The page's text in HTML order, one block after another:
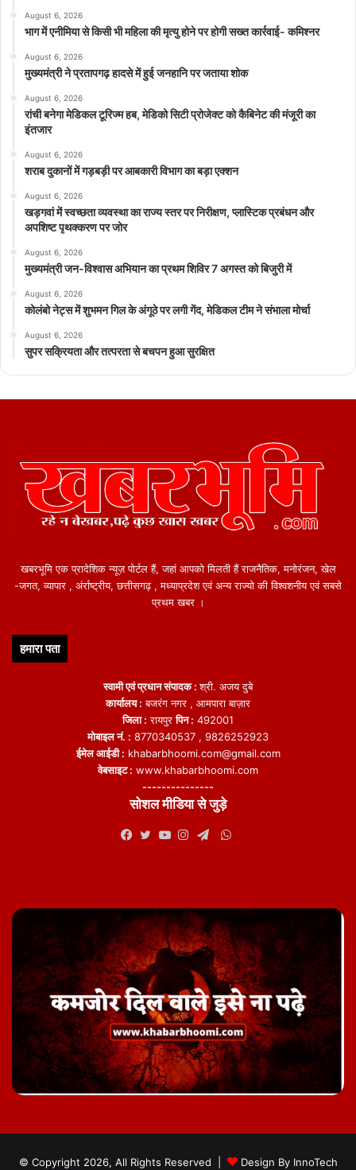
August 6, 2026
भाग में एनीमिया से किसी भी महिला की मृत्यु होने पर होगी सख्त कार्रवाई- कमिश्नर
August 6, 2026
मुख्यमंत्री ने प्रतापगढ़ हादसे में हुई जनहानि पर जताया शोक
August 6, 2026
रांची बनेगा मेडिकल टूरिज्म हब, मेडिको सिटी प्रोजेक्ट को कैबिनेट की मंजूरी का
इंतजार
August 6, 2026
शराब दुकानों में गड़बड़ी पर आबकारी विभाग का बड़ा एक्शन
August 6, 2026
खड़गवां में स्वच्छता व्यवस्था का राज्य स्तर पर निरीक्षण, प्लास्टिक प्रबंधन और
अपशिष्ट पृथक्करण पर जोर
August 6, 2026
मुख्यमंत्री जन-विश्वास अभियान का प्रथम शिविर 7 अगस्त को बिजुरी में
August 6, 2026
कोलंबो नेट्स में शुभमन गिल के अंगूठे पर लगी गेंद, मेडिकल टीम ने संभाला मोर्चा
August 6, 2026
सुपर सक्रियता और तत्परता से बचपन हुआ सुरक्षित
खबरभूमि एक प्रादेशिक न्यूज़ पोर्टल हैं, जहां आपको मिलती हैं राजनैतिक, मनोरंजन, खेल
-जगत, व्यापार , अंर्राष्ट्रीय, छत्तीसगढ़ , मध्याप्रदेश एवं अन्य राज्यो की विश्वशनीय एवं सबसे
प्रथम खबर ।
हमारा पता
स्वामी एवं प्रधान संपादक :श्री. अजय दुबे
कार्यालय : बजरंग नगर , आमपारा बाज़ार
जिला : रायपुरपिन : 492001
मोबाइल नं. : 8770340537 , 9826252923
ईमेल आईडी : khabarbhoomi.com@gmail.com
वेबसाइट : www.khabarbhoomi.com
---------------
सोशल मीडिया से जुड़े
WhatsApp
© Copyright 2026, All Rights Reserved | Design By InnoTech